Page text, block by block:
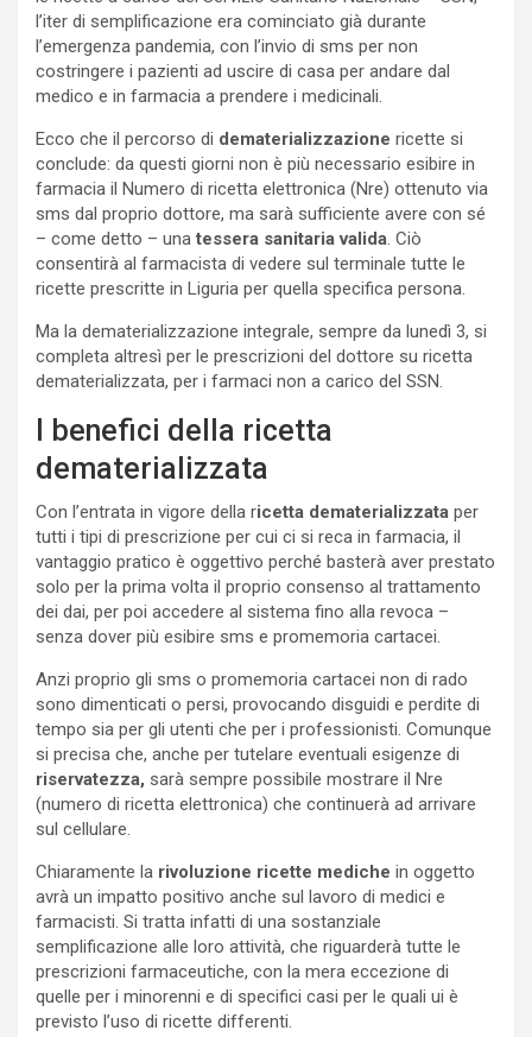
l’iter di semplificazione era cominciato già durante
l’emergenza pandemia, con l’invio di sms per non
costringere i pazienti ad uscire di casa per andare dal
medico e in farmacia a prendere i medicinali.
Ecco che il percorso di dematerializzazione ricette si
conclude: da questi giorni non è più necessario esibire in
farmacia il Numero di ricetta elettronica (Nre) ottenuto via
sms dal proprio dottore, ma sarà sufficiente avere con sé
– come detto – unatessera sanitaria valida . Ciò
consentirà al farmacista di vedere sul terminale tutte le
ricette prescritte in Liguria per quella specifica persona.
Ma la dematerializzazione integrale, sempre da lunedì 3, si
completa altresì per le prescrizioni del dottore su ricetta
dematerializzata, per i farmaci non a carico del SSN.
I benefici della ricetta
dematerializzata
Con l’entrata in vigore della ricetta dematerializzata per
tutti i tipi di prescrizione per cui ci si reca in farmacia, il
vantaggio pratico è oggettivo perché basterà aver prestato
solo per la prima volta il proprio consenso al trattamento
dei dai, per poi accedere al sistema fino alla revoca –
senza dover più esibire sms e promemoria cartacei.
Anzi proprio gli sms o promemoria cartacei non di rado
sono dimenticati o persi, provocando disguidi e perdite di
tempo sia per gli utenti che per i professionisti. Comunque
si precisa che, anche per tutelare eventuali esigenze di
riservatezza, sarà sempre possibile mostrare il Nre
(numero di ricetta elettronica) che continuerà ad arrivare
sul cellulare.
Chiaramente la rivoluzione ricette mediche in oggetto
avrà un impatto positivo anche sul lavoro di medici e
farmacisti. Si tratta infatti di una sostanziale
semplificazione alle loro attività, che riguarderà tutte le
prescrizioni farmaceutiche, con la mera eccezione di
quelle per i minorenni e di specifici casi per le quali ui è
previsto l’uso di ricette differenti.